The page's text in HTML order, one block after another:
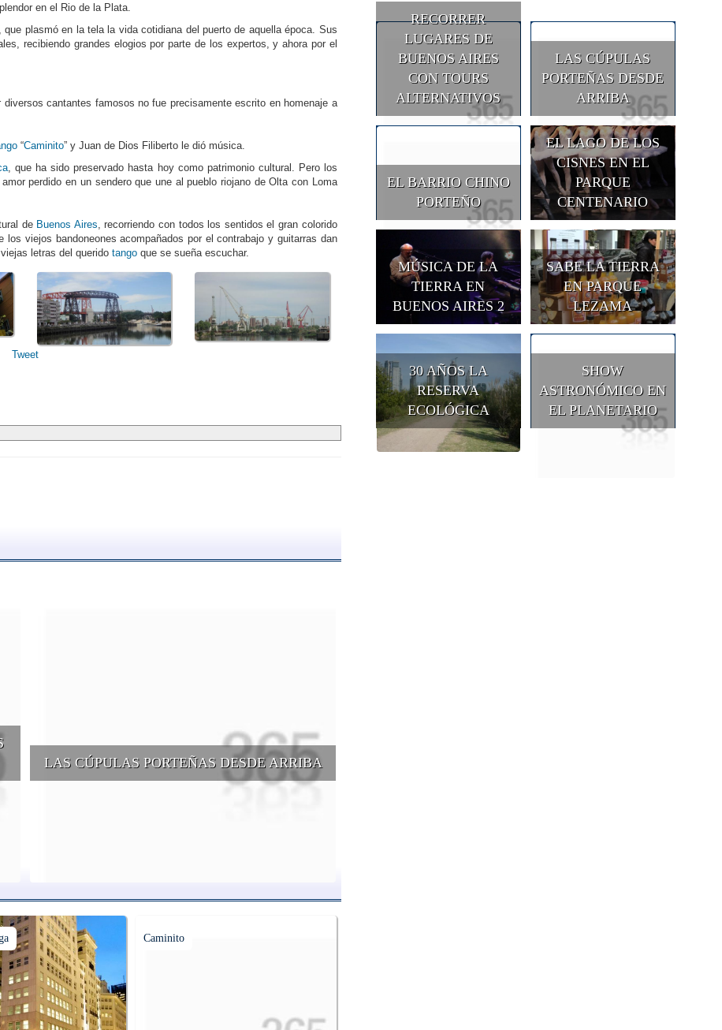
en el Rio de la Plata.
plasmó en la tela la vida cotidiana del puerto de aquella época. Sus
recibiendo grandes elogios por parte de los expertos, y ahora por el
diversos cantantes famosos no fue precisamente escrito en homenaje a
“Caminito” y Juan de Dios Filiberto le dió música.
, que ha sido preservado hasta hoy como patrimonio cultural. Pero los
perdido en un sendero que une al pueblo riojano de Olta con Loma
de Buenos Aires , recorriendo con todos los sentidos el gran colorido
viejos bandoneones acompañados por el contrabajo y guitarras dan
letras del querido tango que se sueña escuchar.
Tweet
LAS CÚPULAS PORTEÑAS DESDE ARRIBA
Caminito
RECORRER
LUGARES DE
BUENOS AIRES
CON TOURS
ALTERNATIVOS
LAS CÚPULAS
PORTEÑAS DESDE
ARRIBA
EL BARRIO CHINO
PORTEÑO
EL LAGO DE LOS
CISNES EN EL
PARQUE
CENTENARIO
MÚSICA DE LA
TIERRA EN
BUENOS AIRES 2
SABE LA TIERRA
EN PARQUE
LEZAMA
30 AÑOS LA
RESERVA
ECOLÓGICA
SHOW
ASTRONÓMICO EN
EL PLANETARIO